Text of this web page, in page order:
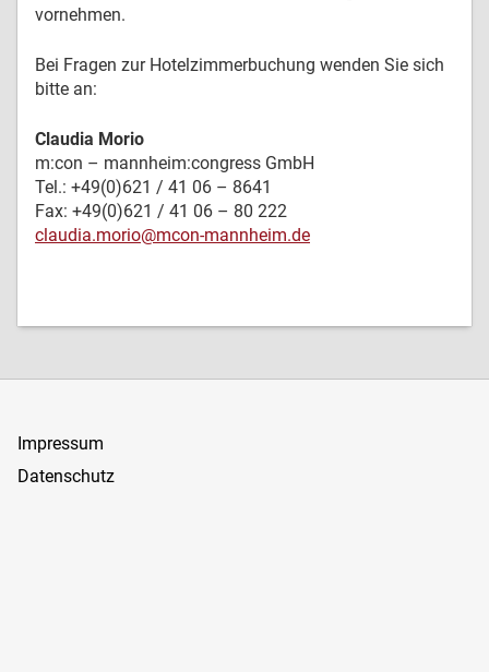
vornehmen.
Bei Fragen zur Hotelzimmerbuchung wenden Sie sich
bitte an:
Claudia Morio
m:con – mannheim:congress GmbH
Tel.: +49(0)621 / 41 06 – 8641
Fax: +49(0)621 / 41 06 – 80 222
claudia.morio@mcon-mannheim.de
Impressum
Datenschutz